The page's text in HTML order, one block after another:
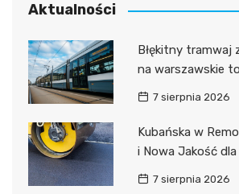
Aktualności
Błękitny tramwaj
na warszawskie
7 sierpnia 2026
Kubańska w
i Nowa Jakość
7 sierpnia 2026